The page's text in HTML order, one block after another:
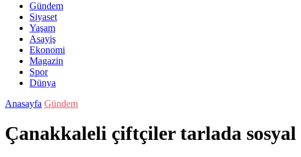
Gündem
Siyaset
Yaşam
Asayiş
Ekonomi
Magazin
Spor
Dünya
Anasayfa Gündem
Çanakkaleli çiftçiler tarlada